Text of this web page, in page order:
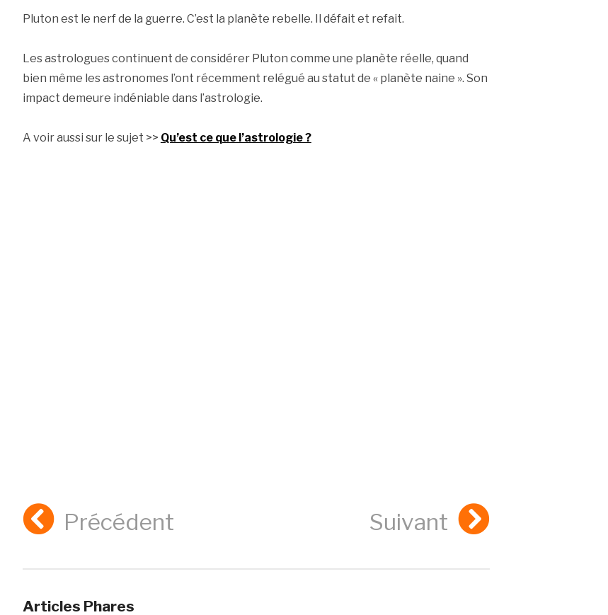
Pluton est le nerf de la guerre. C’est la planète rebelle. Il défait et refait.
Les astrologues continuent de considérer Pluton comme une planète réelle, quand
bien même les astronomes l’ont récemment relégué au statut de « planète naine ». Son
impact demeure indéniable dans l’astrologie.
A voir aussi sur le sujet >> Qu’est ce que l’astrologie ?
Précédent Suivant
Articles Phares